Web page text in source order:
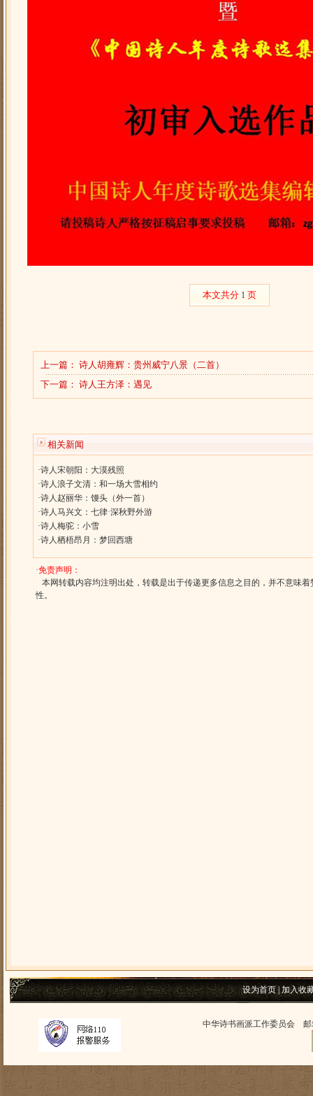
本文共分 1 页
上一篇： 诗人胡雍辉：贵州威宁八景（二首）
下一篇： 诗人王方泽：遇见
相关新闻
·诗人宋朝阳：大漠残照
·诗人浪子文清：和一场大雪相约
·诗人赵丽华：馒头（外一首）
·诗人马兴文：七律·深秋野外游
·诗人梅驼：小雪
·诗人栖梧昂月：梦回西塘
·免责声明：
本网转载内容均注明出处，转载是出于传递更多信息之目的，并不意味
性。
设为首页 | 加入收
中华诗书画派工作委员会 邮